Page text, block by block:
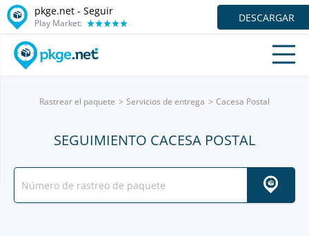
pkge.net - Seguir
Play Market: DESCARGAR
Rastrear el paquete Servicios de entrega Cacesa Postal
SEGUIMIENTO CACESA POSTAL